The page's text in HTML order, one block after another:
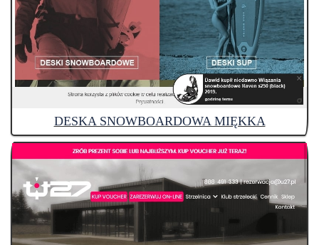
DESKA SNOWBOARDOWA MIĘKKA